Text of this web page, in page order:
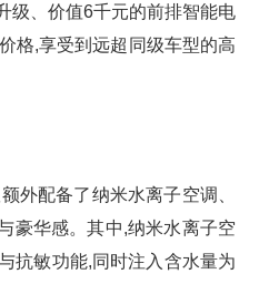
级、价值6千元的前排智能电
格,享受到远超同级车型的高
配备了纳米水离子空调、
豪华感。其中,纳米水离子空
抗敏功能,同时注入含水量为